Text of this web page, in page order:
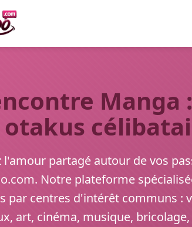
Manga
l'amour partagé autour de vos
Notre plateforme
par centres d'intérêt communs :
art, cinéma, musique,